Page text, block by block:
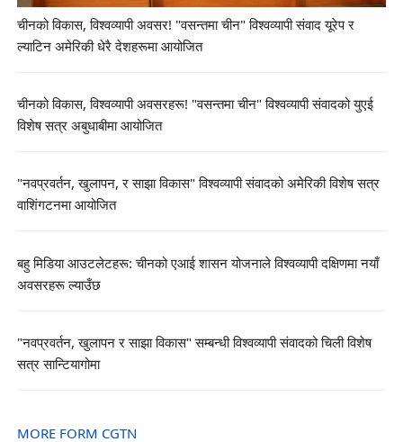
चीनको विकास, विश्वव्यापी अवसर! "वसन्तमा चीन" विश्वव्यापी संवाद यूरेप र
ल्याटिन अमेरिकी धेरै देशहरूमा आयोजित
चीनको विकास, विश्वव्यापी अवसरहरू! "वसन्तमा चीन" विश्वव्यापी संवादको युएई
विशेष सत्र अबुधाबीमा आयोजित
"नवप्रवर्तन, खुलापन, र साझा विकास" विश्वव्यापी संवादको अमेरिकी विशेष सत्र
वाशिंगटनमा आयोजित
बहु मिडिया आउटलेटहरू: चीनको एआई शासन योजनाले विश्वव्यापी दक्षिणमा नयाँ
अवसरहरू ल्याउँछ
"नवप्रवर्तन, खुलापन र साझा विकास" सम्बन्धी विश्वव्यापी संवादको चिली विशेष
सत्र सान्टियागोमा
MORE FORM CGTN